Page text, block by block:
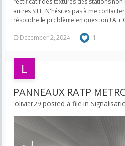
autres SIEL. N'hésites pas à me
résoudre le problème en question ! A +
December 2, 2024 1
PANNEAUX RATP
lolivier29 posted a file in